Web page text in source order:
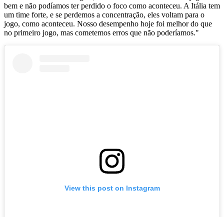
bem e não podíamos ter perdido o foco como aconteceu. A Itália tem
um time forte, e se perdemos a concentração, eles voltam para o
jogo, como aconteceu. Nosso desempenho hoje foi melhor do que
no primeiro jogo, mas cometemos erros que não poderíamos."
View this post on Instagram